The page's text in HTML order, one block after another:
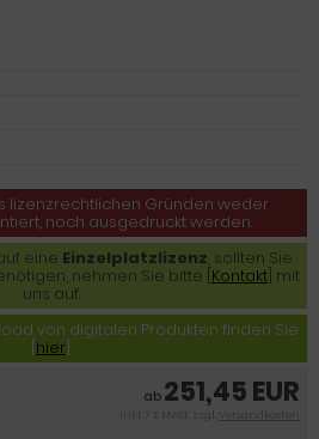
lizenzrechtlichen Gründen weder
noch ausgedruckt werden.
eine Einzelplatzlizenz, sollten Sie
nehmen Sie bitte [ Kontakt ] mit
uns auf.
von digitalen Produkten finden Sie
hier ].
ab 251,45 EUR
inkl. 7 % MwSt. zzgl. Versandkosten